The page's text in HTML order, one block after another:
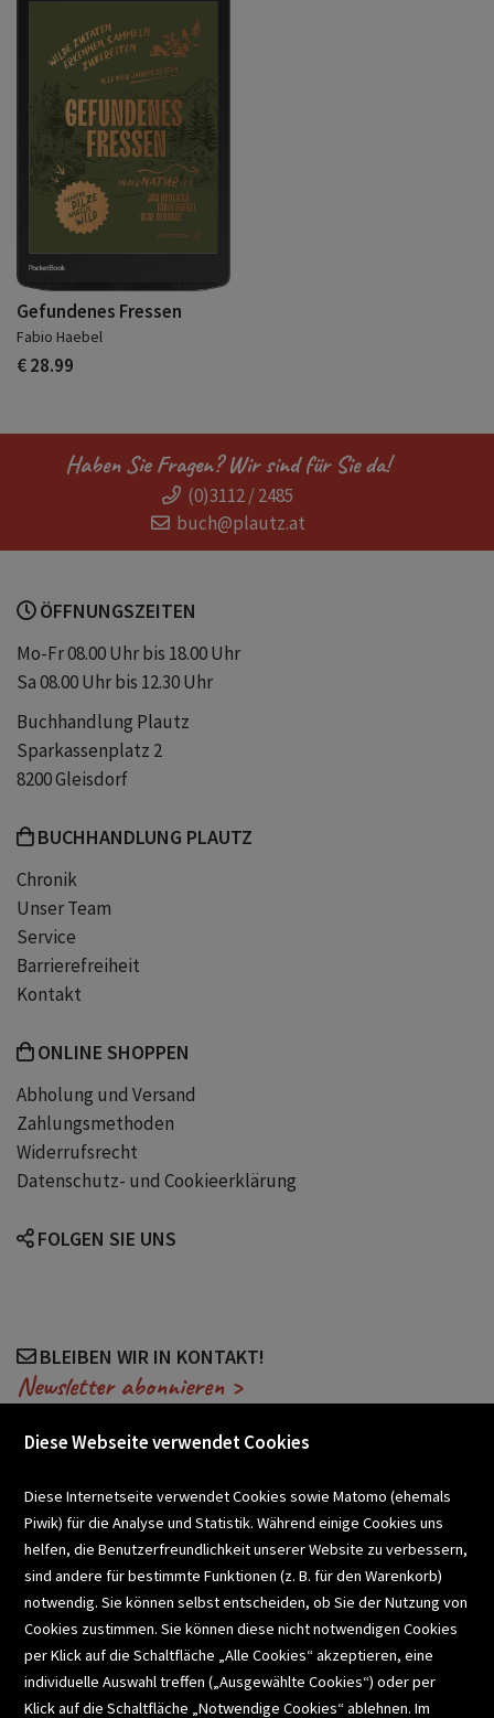
Gefundenes Fressen
Fabio Haebel
€ 28.99
Haben Sie Fragen? Wir sind für Sie da!
(0)3112 / 2485
buch@plautz.at
ÖFFNUNGSZEITEN
Mo-Fr 08.00 Uhr bis 18.00 Uhr
Sa 08.00 Uhr bis 12.30 Uhr
Buchhandlung Plautz
Sparkassenplatz 2
8200 Gleisdorf
BUCHHANDLUNG PLAUTZ
Chronik
Unser Team
Service
Barrierefreiheit
Kontakt
ONLINE SHOPPEN
Abholung und Versand
Zahlungsmethoden
Widerrufsrecht
Datenschutz- und Cookieerklärung
FOLGEN SIE UNS
BLEIBEN WIR IN KONTAKT!
Newsletter abonnieren >
SCHULBUCHSERVICE
BUCHEMPFEHLUNGEN
Diese Webseite verwendet Cookies
Diese Internetseite verwendet Cookies sowie Matomo (ehemals
Piwik) für die Analyse und Statistik. Während einige Cookies uns
helfen, die Benutzerfreundlichkeit unserer Website zu verbessern,
sind andere für bestimmte Funktionen (z. B. für den Warenkorb)
notwendig. Sie können selbst entscheiden, ob Sie der Nutzung von
Cookies zustimmen. Sie können diese nicht notwendigen Cookies
per Klick auf die Schaltfläche „Alle Cookies“ akzeptieren, eine
individuelle Auswahl treffen („Ausgewählte Cookies“) oder per
Klick auf die Schaltfläche „Notwendige Cookies“ ablehnen. Im